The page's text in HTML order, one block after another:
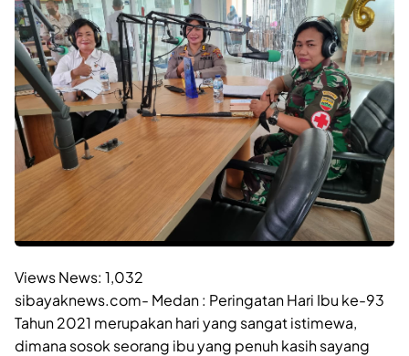
Views News: 1,032
sibayaknews.com- Medan : Peringatan Hari Ibu ke-93
Tahun 2021 merupakan hari yang sangat istimewa,
dimana sosok seorang ibu yang penuh kasih sayang